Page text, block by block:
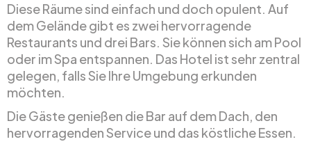
Diese Räume sind einfach und doch opulent. Auf
dem Gelände gibt es zwei hervorragende
Restaurants und drei Bars. Sie können sich am Pool
oder im Spa entspannen. Das Hotel ist sehr zentral
gelegen, falls Sie Ihre Umgebung erkunden
möchten.
Die Gäste genießen die Bar auf dem Dach, den
hervorragenden Service und das köstliche Essen.